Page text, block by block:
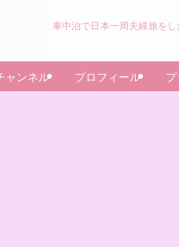
車中泊で日本一周夫婦旅を
ャンネル プロフィール